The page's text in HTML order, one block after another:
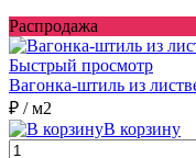
Распродажа
Быстрый просмотр
Вагонка-штиль из
₽ / м2
В корзину